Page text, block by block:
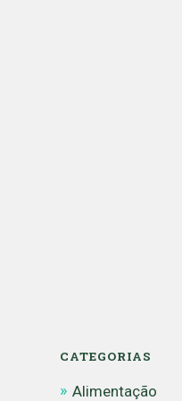
CATEGORIAS
Alimentação